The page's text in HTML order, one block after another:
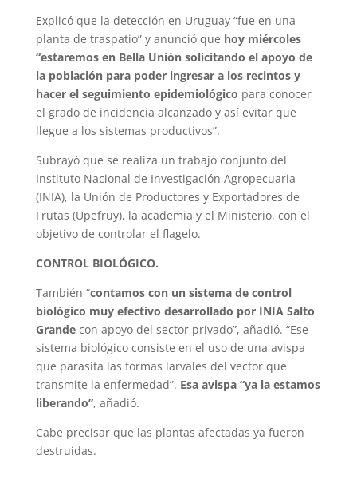
Explicó que la detección en Uruguay “fue en una
planta de traspatio” y anunció que hoy miércoles
“estaremos en Bella Unión solicitando el apoyo de
la población para poder ingresar a los recintos y
hacer el seguimiento epidemiológico para conocer
el grado de incidencia alcanzado y así evitar que
llegue a los sistemas productivos”.
Subrayó que se realiza un trabajó conjunto del
Instituto Nacional de Investigación Agropecuaria
(INIA), la Unión de Productores y Exportadores de
Frutas (Upefruy), la academia y el Ministerio, con el
objetivo de controlar el flagelo.
CONTROL BIOLÓGICO.
También “contamos con un sistema de control
biológico muy efectivo desarrollado por INIA Salto
Grandecon apoyo del sector privado”, añadió. “Ese
sistema biológico consiste en el uso de una avispa
que parasita las formas larvales del vector que
transmite la enfermedad”. Esa avispa “ya la estamos
liberando”, añadió.
Cabe precisar que las plantas afectadas ya fueron
destruidas.